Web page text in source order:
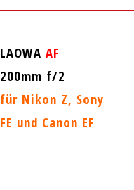
LAOWAAF
200mm f/2
für Nikon Z, Sony
FE und Canon EF